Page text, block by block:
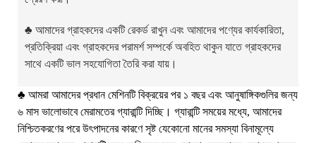
♣ আমাদের গ্রাহকদের একটি রেকর্ড রাখুন এবং আমাদের পণ্যের কার্যকারিতা,
প্রতিক্রিয়া এবং গ্রাহকদের পরামর্শ সম্পর্কে অবহিত থাকুন যাতে গ্রাহকদের
সাথে একটি ভাল সহযোগিতা তৈরি করা যায়।
♣ আমরা আমাদের প্রধান মেশিনটি বিক্রয়ের পর ১ বছর এবং আনুষাঙ্গিকগুলির জন্য
৬ মাস ভালোভাবে মেরামতের গ্যারান্টি দিচ্ছি। গ্যারান্টি সময়ের মধ্যে, আমাদের
নিশ্চিতকরণের পরে উৎপাদনের কারণে সৃষ্ট যেকোনো মানের সমস্যা বিনামূল্যে